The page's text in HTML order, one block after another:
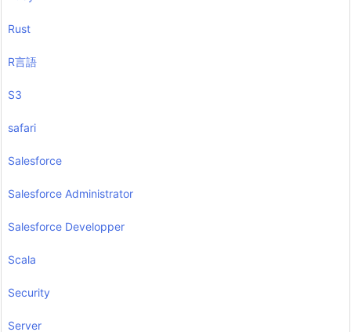
Rust
R言語
S3
safari
Salesforce
Salesforce Administrator
Salesforce Developper
Scala
Security
Server